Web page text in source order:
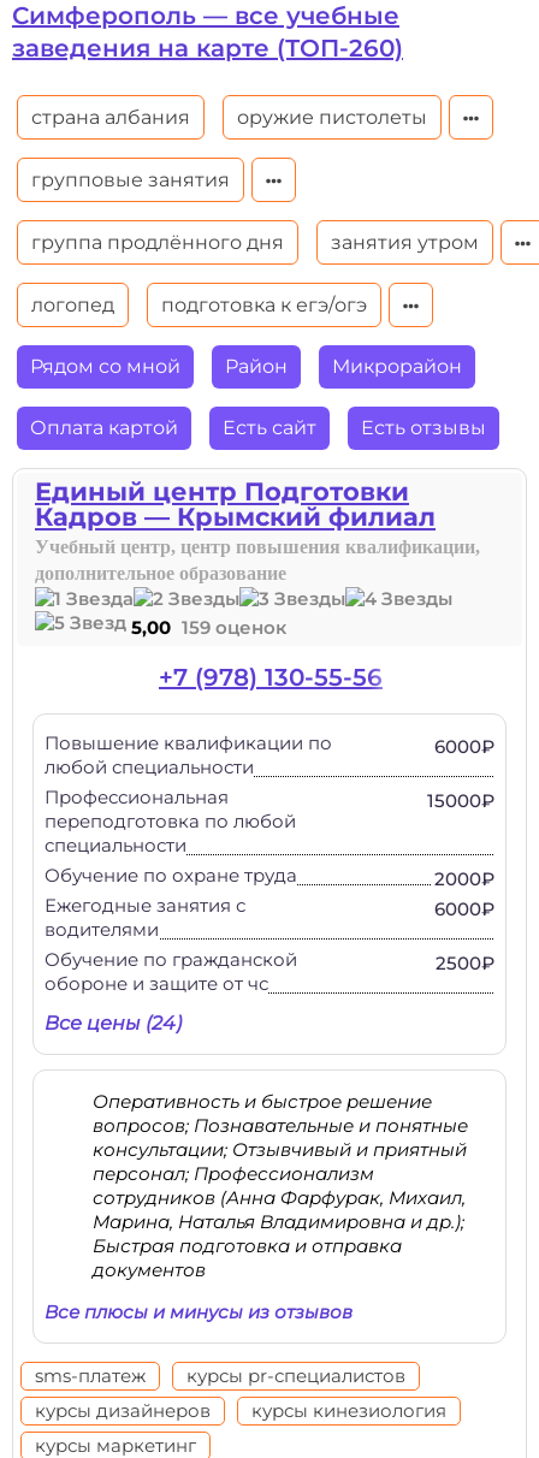
Симферополь — все учебные
заведения на карте (ТОП-260)
страна албания оружие пистолеты
групповые занятия
группа продлённого дня занятия утром
логопед подготовка к егэ/огэ
Рядом со мной Район Микрорайон
Оплата картой Есть сайт Есть отзывы
Единый центр Подготовки
Кадров — Крымский филиал
Учебный центр, центр повышения квалификации,
дополнительное образование
5,00 159 оценок
+7 (978) 130-55-56
Повышение квалификации по
любой специальности
6000₽
Профессиональная
переподготовка по любой
специальности
15000₽
Обучение по охране труда
2000₽
Ежегодные занятия с
водителями
6000₽
Обучение по гражданской
обороне и защите от чс
2500₽
Все цены (24)
Оперативность и быстрое решение
вопросов; Познавательные и понятные
консультации; Отзывчивый и приятный
персонал; Профессионализм
сотрудников (Анна Фарфурак, Михаил,
Марина, Наталья Владимировна и др.);
Быстрая подготовка и отправка
документов
Все плюсы и минусы из отзывов
sms-платеж
курсы pr-специалистов
курсы дизайнеров
курсы кинезиология
курсы маркетинг